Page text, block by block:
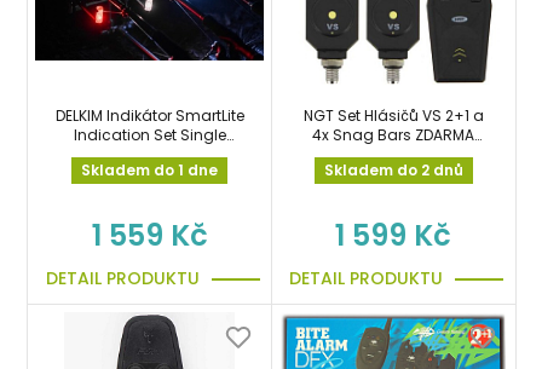
DELKIM Indikátor SmartLite
Indication Set Single
Multi-Coloured Hanger
Skladem do 1 dne
1 559 Kč
DETAIL PRODUKTU
NGT Set Hlásičů VS 2+1 a
4x Snag Bars ZDARMA
sada signalizátorů s
příposlechem
Skladem do 2 dnů
1 599 Kč
DETAIL PRODUKTU